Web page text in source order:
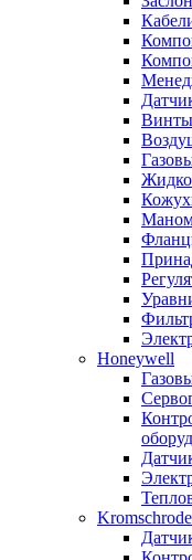
Винты
Honeywell